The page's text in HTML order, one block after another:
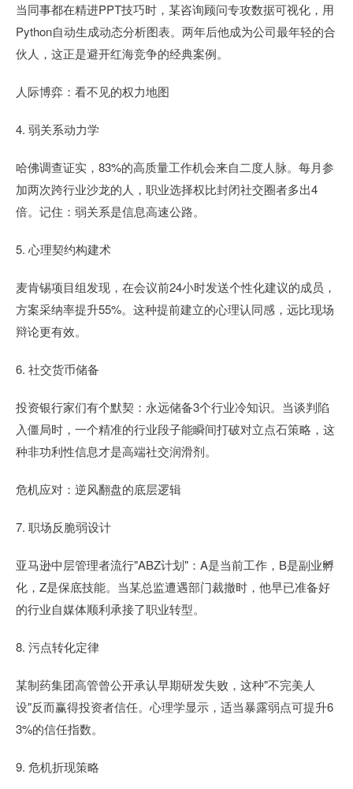
当同事都在精进PPT技巧时，某咨询顾问专攻数据可视化，用
Python自动生成动态分析图表。两年后他成为公司最年轻的合
伙人，这正是避开红海竞争的经典案例。
人际博弈：看不见的权力地图
4. 弱关系动力学
哈佛调查证实，83%的高质量工作机会来自二度人脉。每月参
加两次跨行业沙龙的人，职业选择权比封闭社交圈者多出4
倍。记住：弱关系是信息高速公路。
5. 心理契约构建术
麦肯锡项目组发现，在会议前24小时发送个性化建议的成员，
方案采纳率提升55%。这种提前建立的心理认同感，远比现场
辩论更有效。
6. 社交货币储备
投资银行家们有个默契：永远储备3个行业冷知识。当谈判陷
入僵局时，一个精准的行业段子能瞬间打破对立点石策略，这
种非功利性信息才是高端社交润滑剂。
危机应对：逆风翻盘的底层逻辑
7. 职场反脆弱设计
亚马逊中层管理者流行"ABZ计划"：A是当前工作，B是副业孵
化，Z是保底技能。当某总监遭遇部门裁撤时，他早已准备好
的行业自媒体顺利承接了职业转型。
8. 污点转化定律
某制药集团高管曾公开承认早期研发失败，这种"不完美人
设"反而赢得投资者信任。心理学显示，适当暴露弱点可提升6
3%的信任指数。
9. 危机折现策略